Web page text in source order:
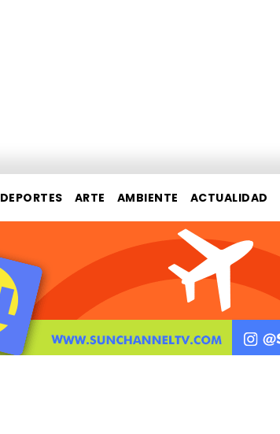
DEPORTES ARTE AMBIENTE ACTUALIDAD